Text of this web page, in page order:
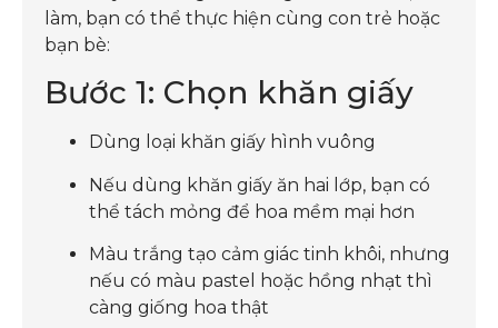
làm, bạn có thể thực hiện cùng con trẻ hoặc
bạn bè:
Bước 1: Chọn khăn giấy
Dùng loại khăn giấy hình vuông
Nếu dùng khăn giấy ăn hai lớp, bạn có
thể tách mỏng để hoa mềm mại hơn
Màu trắng tạo cảm giác tinh khôi, nhưng
nếu có màu pastel hoặc hồng nhạt thì
càng giống hoa thật